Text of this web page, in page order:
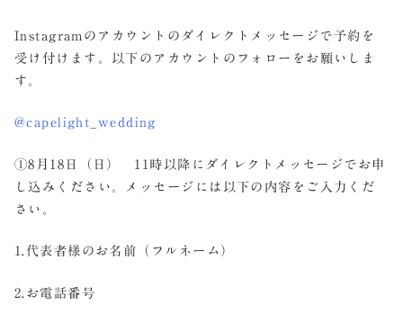
Instagramのアカウントのダイレクトメッセージで予約を
受け付けます。以下のアカウントのフォローをお願いしま
す。
@capelight_wedding
①8月18日（日） 11時以降にダイレクトメッセージでお申
し込みください。メッセージには以下の内容をご入力くだ
さい。
1.代表者様のお名前（フルネーム）
2.お電話番号